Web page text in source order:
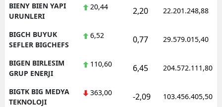
BIENY BIEN YAPI
URUNLERI
20,44 2,20 22.201.248,88
BIGCH BUYUK
SEFLER BIGCHEFS
6,52 0,77 29.579.015,40
BIGEN BIRLESIM
GRUP ENERJI
110,60 6,45 204.572.111,80
BIGTK BIG MEDYA
TEKNOLOJI
363,00 -2,09 103.456.405,50